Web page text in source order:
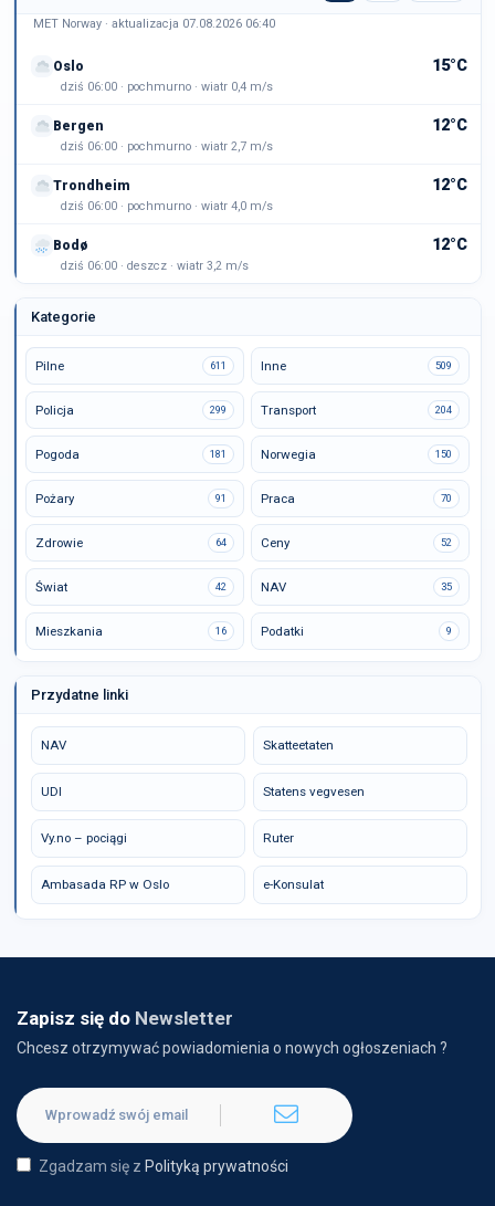
MET Norway · aktualizacja 07.08.2026 06:40
Oslo 15°C
dziś 06:00 · pochmurno · wiatr 0,4 m/s
Bergen 12°C
dziś 06:00 · pochmurno · wiatr 2,7 m/s
Trondheim 12°C
dziś 06:00 · pochmurno · wiatr 4,0 m/s
Bodø 12°C
dziś 06:00 · deszcz · wiatr 3,2 m/s
Kategorie
Pilne 611 Inne 509
Policja 299 Transport 204
Pogoda 181 Norwegia 150
Pożary 91 Praca 70
Zdrowie 64 Ceny 52
Świat 42 NAV 35
Mieszkania 16 Podatki 9
Przydatne linki
NAV Skatteetaten
UDI Statens vegvesen
Vy.no – pociągi Ruter
Ambasada RP w Oslo e-Konsulat
Zapisz się do Newsletter
Chcesz otrzymywać powiadomienia o nowych ogłoszeniach ?
Zgadzam się z Polityką prywatności